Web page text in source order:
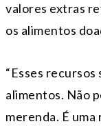
valores extras
os alimentos
“Esses recursos
alimentos. Não
merenda. É